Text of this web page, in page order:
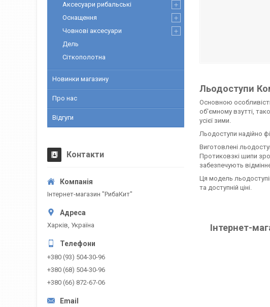
Льодоступи
Основною
об'ємному взутті,
усієї зими.
Льодоступи надійно
Виготовлені
Протиковзкі шипи
забезпечують
Ця модель
та доступній ціні.
Інтернет-
Аксесуари рибальські
Оснащення
Човнові аксесуари
Дель
Сіткополотна
Новинки магазину
Про нас
Відгуги
Контакти
Інтернет-магазин "РибаКит"
Харків, Україна
+380 (93) 504-30-96
+380 (68) 504-30-96
+380 (66) 872-67-06